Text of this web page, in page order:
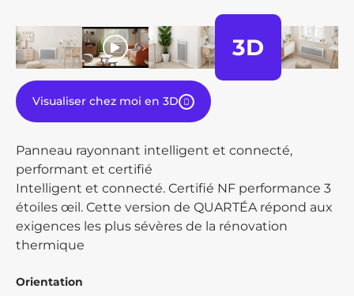
play 3D
Visualiser chez moi en 3D
Panneau rayonnant intelligent et connecté,
performant et certifié
Intelligent et connecté. Certifié NF performance 3
étoiles œil. Cette version de QUARTÉA répond aux
exigences les plus sévères de la rénovation
thermique
Orientation